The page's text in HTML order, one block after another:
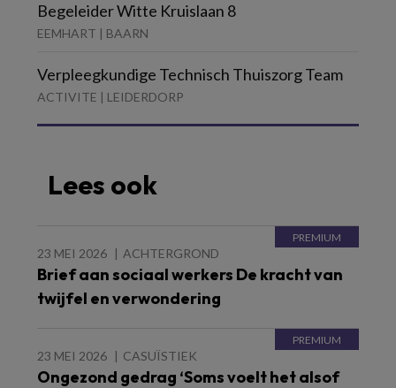
Begeleider Witte Kruislaan 8
EEMHART | BAARN
Verpleegkundige Technisch Thuiszorg Team
ACTIVITE | LEIDERDORP
Lees ook
23 MEI 2026 ACHTERGROND
Brief aan sociaal werkers De kracht van
twijfel en verwondering
23 MEI 2026 CASUÏSTIEK
Ongezond gedrag ‘Soms voelt het alsof